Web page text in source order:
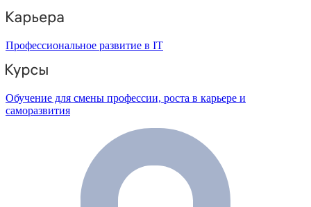
Профессиональное развитие в IT
Обучение для смены профессии, роста в карьере и
саморазвития